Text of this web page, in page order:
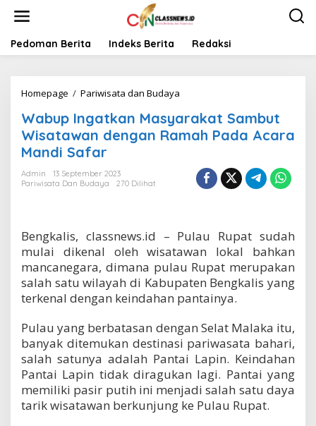
t
Pedoman Berita Indeks Berita Redaksi
Homepage / Pariwisata dan Budaya
b
u
p
a
M
a
s
y
a
k
a
t
S
a
m
Wabup Ingatkan Masyarakat Sambut
Wisatawan dengan Ramah Pada Acara
Mandi Safar
Admin
13 September 2023
Pariwisata Dan Budaya
270 Dilihat
Bengkalis, classnews.id – Pulau Rupat sudah
mulai dikenal oleh wisatawan lokal bahkan
mancanegara, dimana pulau Rupat merupakan
salah satu wilayah di Kabupaten Bengkalis yang
terkenal dengan keindahan pantainya.
Pulau yang berbatasan dengan Selat Malaka itu,
banyak ditemukan destinasi pariwasata bahari,
salah satunya adalah Pantai Lapin. Keindahan
Pantai Lapin tidak diragukan lagi. Pantai yang
memiliki pasir putih ini menjadi salah satu daya
tarik wisatawan berkunjung ke Pulau Rupat.